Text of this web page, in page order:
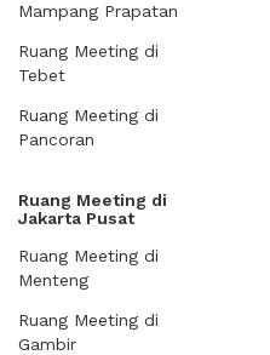
Mampang Prapatan
Ruang Meeting di
Tebet
Ruang Meeting di
Pancoran
Ruang Meeting di
Jakarta Pusat
Ruang Meeting di
Menteng
Ruang Meeting di
Gambir